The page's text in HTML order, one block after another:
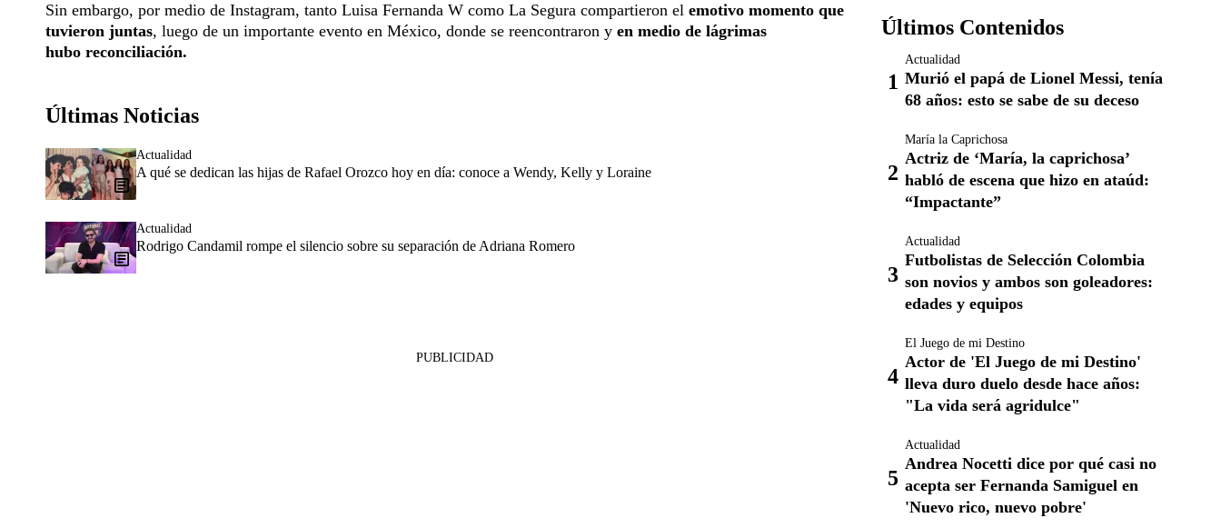
Sin embargo, por medio de Instagram, tanto Luisa Fernanda W como La Segura compartieron el emotivo momento que
tuvieron juntas, luego de un importante evento en México, donde se reencontraron y en medio de lágrimas
hubo reconciliación.
Últimas Noticias
Actualidad
A qué se dedican las hijas de Rafael Orozco hoy en día: conoce a Wendy, Kelly y Loraine
Actualidad
Rodrigo Candamil rompe el silencio sobre su separación de Adriana Romero
PUBLICIDAD
Últimos Contenidos
Actualidad
Murió el papá de Lionel Messi, tenía
68 años: esto se sabe de su deceso
María la Caprichosa
Actriz de ‘María, la caprichosa’
habló de escena que hizo en ataúd:
“Impactante”
Actualidad
Futbolistas de Selección Colombia
son novios y ambos son goleadores:
edades y equipos
El Juego de mi Destino
Actor de 'El Juego de mi Destino'
lleva duro duelo desde hace años:
"La vida será agridulce"
Actualidad
Andrea Nocetti dice por qué casi no
acepta ser Fernanda Samiguel en
'Nuevo rico, nuevo pobre'